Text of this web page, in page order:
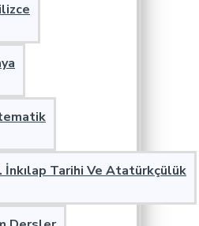
İnkılap Tarihi Ve Atatürkçülük